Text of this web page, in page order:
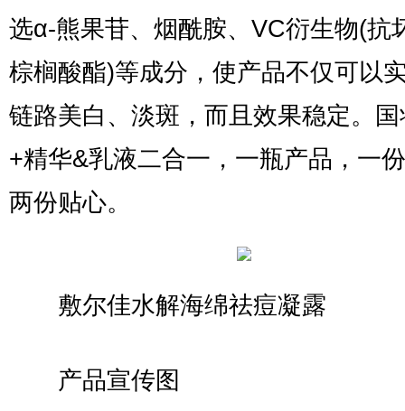
选α-熊果苷、烟酰胺、VC衍生物(抗
棕榈酸酯)等成分，使产品不仅可以
链路美白、淡斑，而且效果稳定。
+精华&乳液二合一，一瓶产品，一
两份贴心。
敷尔佳水解海绵祛痘凝露
产品宣传图